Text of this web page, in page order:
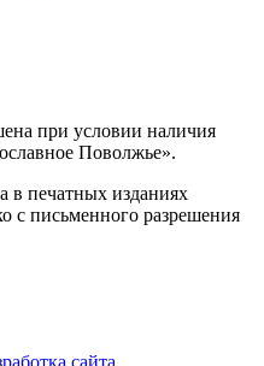
при условии наличия
Поволжье».
в печатных изданиях
с письменного разрешения
сайта